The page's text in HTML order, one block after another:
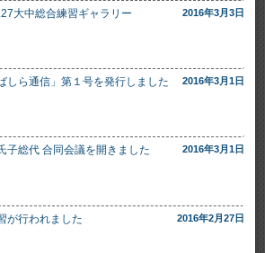
大中総合練習ギャラリー 2016年3月3日
しら通信」第１号を発行しました 2016年3月1日
子総代 合同会議を開きました 2016年3月1日
が行われました 2016年2月27日